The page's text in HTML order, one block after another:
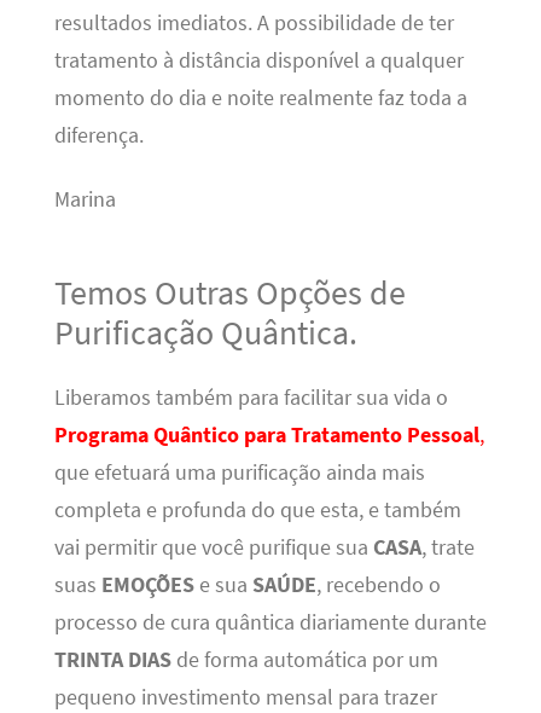
resultados imediatos. A possibilidade de ter
tratamento à distância disponível a qualquer
momento do dia e noite realmente faz toda a
diferença.
Marina
Temos Outras Opções de
Purificação Quântica.
Liberamos também para facilitar sua vida o
Programa Quântico para Tratamento Pessoal,
que efetuará uma purificação ainda mais
completa e profunda do que esta, e também
vai permitir que você purifique sua CASA, trate
suas EMOÇÕESe sua SAÚDE, recebendo o
processo de cura quântica diariamente durante
TRINTA DIASde forma automática por um
pequeno investimento mensal para trazer